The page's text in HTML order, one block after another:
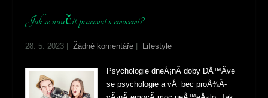
Jak se naučit pracovat s emocemi?
28. 5. 2023 |Žádné komentáře Lifestyle
Psychologie dneÅ¡nÃ­ doby DÅ™Ã­ve
se psychologie a vÅ¯bec proÅ¾Ã­